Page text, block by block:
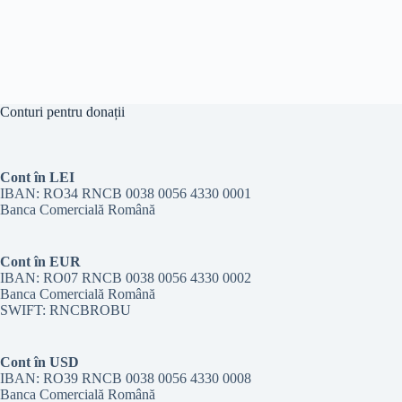
Conturi pentru donații
Cont în LEI
IBAN: RO34 RNCB 0038 0056 4330 0001
Banca Comercială Română
Cont în EUR
IBAN: RO07 RNCB 0038 0056 4330 0002
Banca Comercială Română
SWIFT: RNCBROBU
Cont în USD
IBAN: RO39 RNCB 0038 0056 4330 0008
Banca Comercială Română